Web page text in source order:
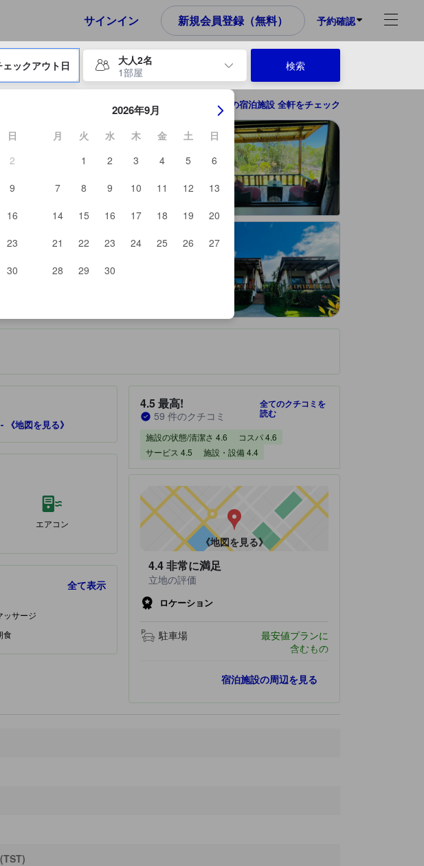
サインイン 新規会員登録（無料） 予約確認
定して、検索します。
ェックアウト日
大人2名
1部屋
作を開始します。方向キーを使用して、チェックイン日とチェックアウト日を移動します。
日
2
9
16
23
30
2026年9月
月 火 水 木 金 土
日
1
2 3 4 5
6
7
8 9 10 11 12
13
14
15 16 17 18 19
20
21
22 23 24 25 26
27
28
29 30
検索
ランタ島の宿泊施設 全軒をチェック
客室のレベルを示すものです。
- 《地図を見る》
エアコン
全て表示
ッサージ
食
宿泊施設のクチコミスコア：4.5 / 5 最高! 59 件のクチコミ
4.5最高!
59 件のクチコミ
全てのクチコミを
読む
施設の状態/清潔さ 4.6
コスパ 4.6
サービス 4.5
施設・設備 4.4
《地図を見る》
4.4非常に満足
立地の評価
ロケーション
駐車場
最安値プランに
含むもの
宿泊施設の周辺を見る
基づいた内容であるため、これから宿泊選びをされるユーザーにとっても参考となる信頼で